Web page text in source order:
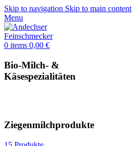
Skip to navigation Skip to main content
Menu
0 items 0,00 €
Bio-Milch- &
Käsespezialitäten
Ziegenmilchprodukte